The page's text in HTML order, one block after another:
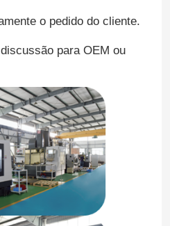
borracha de silicone
o pedido do cliente.
para OEM ou